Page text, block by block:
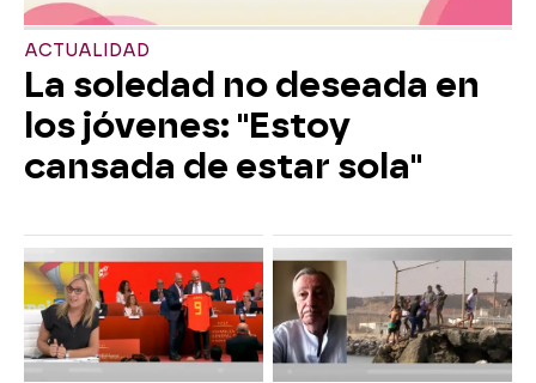
ACTUALIDAD
La soledad no deseada en
los jóvenes: "Estoy
cansada de estar sola"